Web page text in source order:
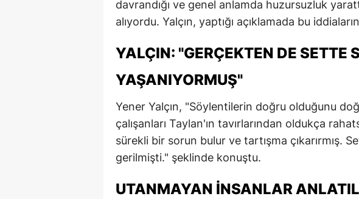
davrandığı ve genel anlamda huzursuzluk
alıyordu. Yalçın, yaptığı açıklamada bu
YALÇIN: "GERÇEKTEN DE SETTE
YAŞANIYORMUŞ"
Yener Yalçın, "Söylentilerin doğru olduğunu
çalışanları Taylan'ın tavırlarından oldukça
sürekli bir sorun bulur ve tartışma çıkarırmış.
gerilmişti." şeklinde konuştu.
UTANMAYAN İNSANLAR